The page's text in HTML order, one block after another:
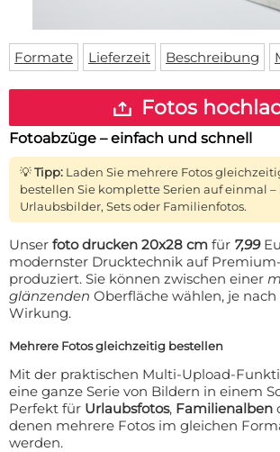
Bodenmatte
Custom skateboard deck
Lieferzeiten
Login
WhatsApp
Formate Lieferzeit Beschreibung
Fotos
Fotoabzüge – einfach und schnell
💡Tipp: Laden Sie mehrere Fotos
bestellen Sie komplette Serien auf einmal –
Urlaubsbilder, Sets oder Familienfotos.
Unser foto drucken 20x28 cm für 7,99
modernster Drucktechnik auf
produziert. Sie können zwischen einer
glänzenden Oberfläche wählen, je
Wirkung.
Mehrere Fotos gleichzeitig bestellen
Mit der praktischen Multi-Upload-
eine ganze Serie von Bildern in einem
Perfekt für Urlaubsfotos, Familienalben
denen mehrere Fotos im gleichen
werden.